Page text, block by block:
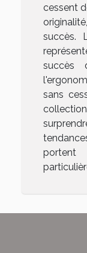
cessent
succès.
succès
sans